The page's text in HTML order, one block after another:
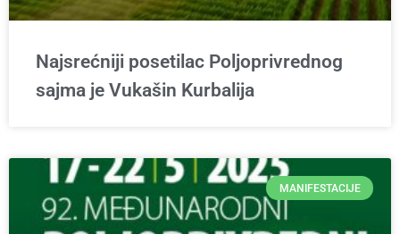
Najsrećniji posetilac Poljoprivrednog
sajma je Vukašin Kurbalija
MANIFESTACIJE